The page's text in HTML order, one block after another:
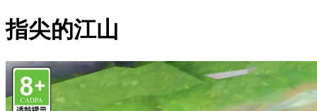
指尖的江山